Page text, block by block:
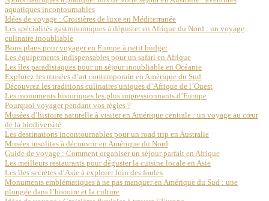
aquatiques incontournables
Idées de voyage : Croisières de luxe en Méditerranée
Les spécialités gastronomiques à déguster en Afrique du Nord : un voyage
culinaire inoubliable
Bons plans pour voyager en Europe à petit budget
Les équipements indispensables pour un safari en Afrique
Les îles paradisiaques pour un séjour inoubliable en Océanie
Explorez les musées d’art contemporain en Amérique du Sud
Découvrez les traditions culinaires uniques d’Afrique de l’Ouest
Les monuments historiques les plus impressionnants d’Europe
Pourquoi voyager pendant vos règles ?
Musées d’histoire naturelle à visiter en Amérique centrale : un voyage au cœur
de la biodiversité
Les destinations incontournables pour un road trip en Australie
Musées insolites à découvrir en Amérique du Nord
Guide de voyage : Comment organiser un séjour parfait en Afrique
Les meilleurs restaurants pour déguster la cuisine locale en Asie
Les îles secrètes d’Asie à explorer loin des foules
Monuments emblématiques à ne pas manquer en Amérique du Sud : une
plongée dans l’histoire et la culture